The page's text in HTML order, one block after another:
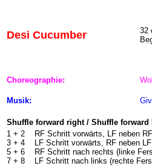
Desi Cucumber
32
Choreographie:
Musik:
Shuffle forward right / Shuffle
1 + 2
3 + 4
5 + 6
7 + 8
RF Schritt vorwärts, LF neben
LF Schritt vorwärts, RF neben
RF Schritt nach rechts (linke
LF Schritt nach links (rechte